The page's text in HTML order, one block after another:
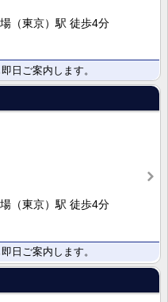
（東京）駅 徒歩4分
日ご案内します。
（東京）駅 徒歩4分
日ご案内します。